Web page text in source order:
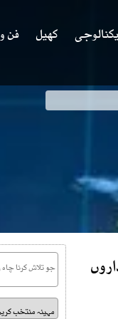
کھیل فن